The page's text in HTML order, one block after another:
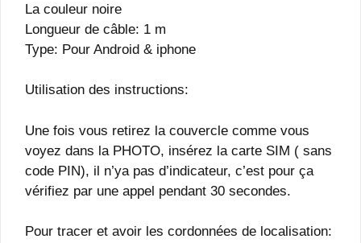
La couleur noire
Longueur de câble: 1 m
Type: Pour Android & iphone
Utilisation des instructions:
Une fois vous retirez la couvercle comme vous
voyez dans la PHOTO, insérez la carte SIM ( sans
code PIN), il n’ya pas d’indicateur, c’est pour ça
vérifiez par une appel pendant 30 secondes.
Pour tracer et avoir les cordonnées de localisation: